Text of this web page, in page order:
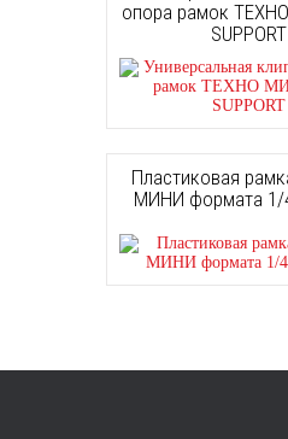
опора рамок
Пластиковая
МИНИ формата 1/